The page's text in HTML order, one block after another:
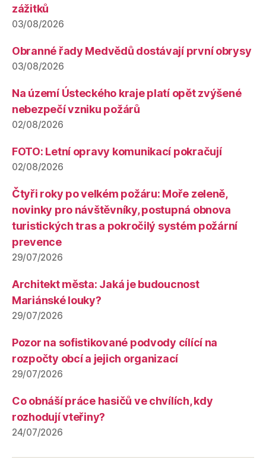
zážitků
03/08/2026
Obranné řady Medvědů dostávají první obrysy
03/08/2026
Na území Ústeckého kraje platí opět zvýšené
nebezpečí vzniku požárů
02/08/2026
FOTO: Letní opravy komunikací pokračují
02/08/2026
Čtyři roky po velkém požáru: Moře zeleně,
novinky pro návštěvníky, postupná obnova
turistických tras a pokročilý systém požární
prevence
29/07/2026
Architekt města: Jaká je budoucnost
Mariánské louky?
29/07/2026
Pozor na sofistikované podvody cílící na
rozpočty obcí a jejich organizací
29/07/2026
Co obnáší práce hasičů ve chvílích, kdy
rozhodují vteřiny?
24/07/2026